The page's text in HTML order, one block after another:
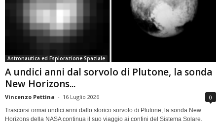
Astronautica ed Esplorazione Spaziale
A undici anni dal sorvolo di Plutone, la sonda
New Horizons...
Vincenzo Pettina - 16 Luglio 2026 0
Trascorsi ormai undici anni dallo storico sorvolo di Plutone, la sonda New
Horizons della NASA continua il suo viaggio ai confini del Sistema Solare.